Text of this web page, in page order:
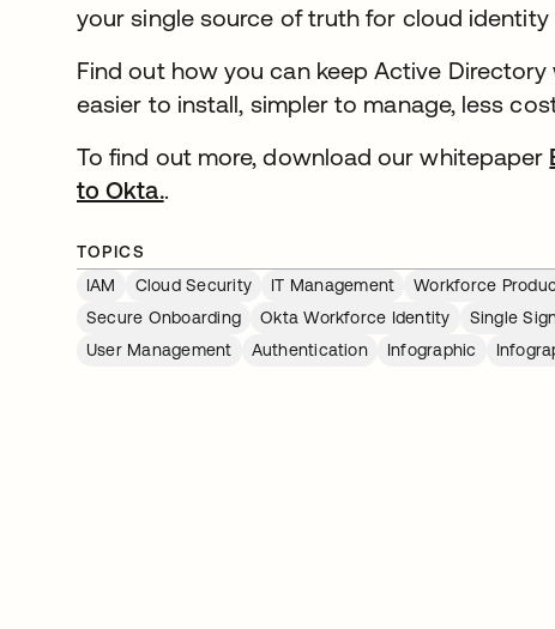
your single source of truth for cloud
Find out how you can keep Active
easier to install, simpler to manage, less
To find out more, download our whitepaper
to Okta..
TOPICS
IAM
Cloud Security IT Management Workforce
Secure Onboarding
Okta Workforce Identity Single
User Management
Authentication Infographic